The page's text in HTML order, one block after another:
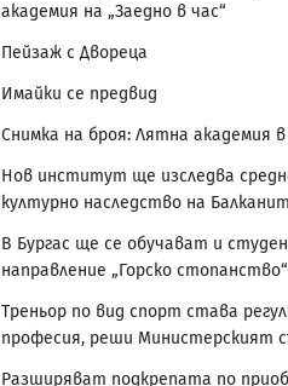
академия на „Заедно в час“
Пейзаж с Двореца
Имайки се предвид
Снимка на броя: Лятна академия в
Нов институт ще изследва
културно наследство на
В Бургас ще се обучават и
направление „Горско стопанство“
Треньор по вид спорт става
професия, реши Министерският
Разширяват подкрепата по